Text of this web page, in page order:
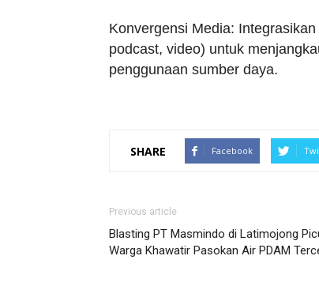
Konvergensi Media:
podcast, video) untuk
penggunaan sumber daya.
SHARE Facebook
Previous article
Blasting PT Masmindo di Latimojong
Warga Khawatir Pasokan Air PDAM